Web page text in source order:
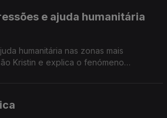
e ajuda humanitária
humanitária nas zonas mais
Kristin e explica o fenómeno